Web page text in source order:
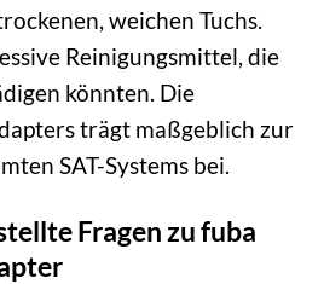
weichen Tuchs.
Reinigungsmittel, die
könnten. Die
trägt maßgeblich zur
SAT-Systems bei.
Fragen zu fuba